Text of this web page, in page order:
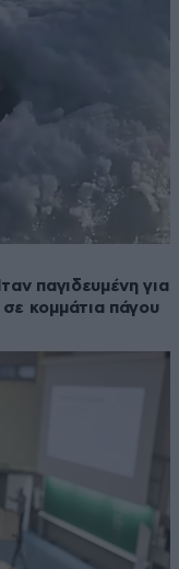
παγιδευμένη για
κομμάτια πάγου